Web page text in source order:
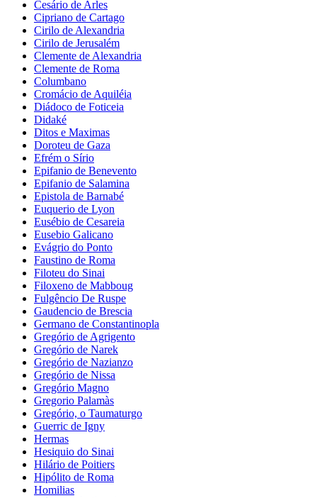
Cesário de Arles
Cipriano de Cartago
Cirilo de Alexandria
Cirilo de Jerusalém
Clemente de Alexandria
Clemente de Roma
Columbano
Cromácio de Aquiléia
Diádoco de Foticeia
Didaké
Ditos e Maximas
Doroteu de Gaza
Efrém o Sírio
Epifanio de Benevento
Epifanio de Salamina
Epistola de Barnabé
Euquerio de Lyon
Eusébio de Cesareia
Eusebio Galicano
Evágrio do Ponto
Faustino de Roma
Filoteu do Sinai
Filoxeno de Mabboug
Fulgêncio De Ruspe
Gaudencio de Brescia
Germano de Constantinopla
Gregório de Agrigento
Gregório de Narek
Gregório de Nazianzo
Gregório de Nissa
Gregório Magno
Gregorio Palamàs
Gregório, o Taumaturgo
Guerric de Igny
Hermas
Hesiquio do Sinai
Hilário de Poitiers
Hipólito de Roma
Homilias